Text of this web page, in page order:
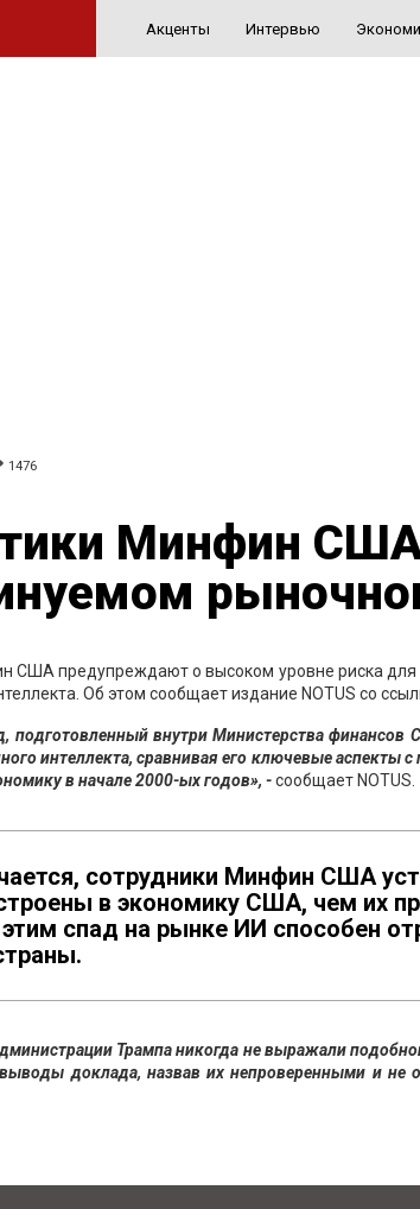
Акценты Интервью
1476
Минфин
США предупреждают о высоком уровне риска для
Об этом сообщает издание NOTUS со
подготовленный внутри Министерства
интеллекта, сравнивая его ключевые аспекты
в начале 2000-ых годов», -сообщает NOTUS.
сотрудники Минфин США
в экономику США, чем их
спад на рынке ИИ способен
Трампа никогда не выражали
доклада, назвав их непроверенными и